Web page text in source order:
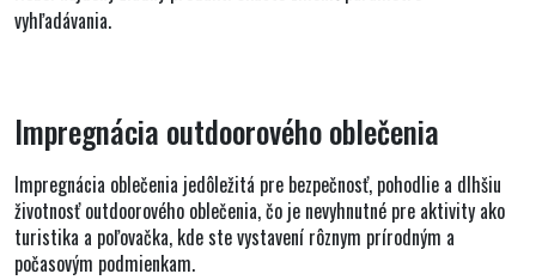
vyhľadávania.
Impregnácia outdoorového oblečenia
Impregnácia oblečenia jedôležitá pre bezpečnosť, pohodlie a dlhšiu
životnosť outdoorového oblečenia, čo je nevyhnutné pre aktivity ako
turistika a poľovačka, kde ste vystavení rôznym prírodným a
počasovým podmienkam.